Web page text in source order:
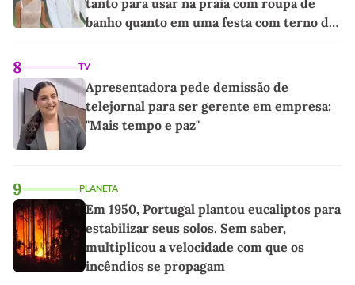
tanto para usar na praia com roupa de
banho quanto em uma festa com terno de
8 TV
Apresentadora pede demissão de
telejornal para ser gerente em empresa:
"Mais tempo e paz"
9 PLANETA
Em 1950, Portugal plantou eucaliptos para
estabilizar seus solos. Sem saber,
multiplicou a velocidade com que os
incêndios se propagam